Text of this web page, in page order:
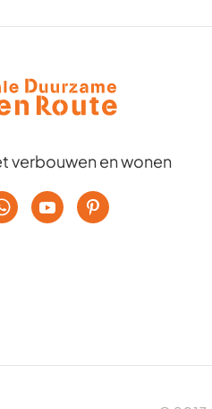
verbouwen en wonen